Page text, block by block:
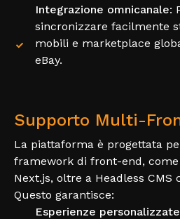
Integrazione omnicanale:
sincronizzare facilmente
mobili e marketplace
eBay.
Supporto Multi-
La piattaforma è progettata
framework di front-end, come
Next.js, oltre a Headless CMS
Questo garantisce:
Esperienze personalizzate